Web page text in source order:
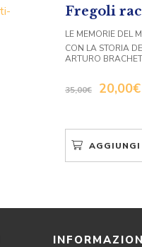
Fregoli
35,00€ 20,00€
LE MEMORIE DEL
CON LA STORIA
ARTURO